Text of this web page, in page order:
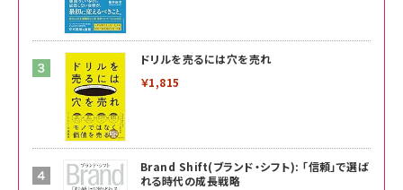
ドリルを売るには穴を売れ
￥1,815
Brand Shift(ブランド・シフト): 「信頼」で選ば
れる時代の成長戦略